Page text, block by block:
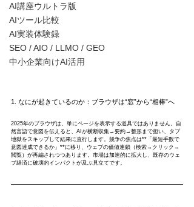
AI講座ウルトラ版
AIツール比較
AI実装体験録
SEO / AIO / LLMO / GEO
中小企業向けAI活用
1. なにが起きているのか：ブラウザは“窓”から“相棒”へ
2025年のブラウザは、単にページを表示する道具ではありません。自
然言語で意図を伝えると、AIが横断収集→要約→整形まで担い、タブ
地獄をスキップして結果に直行します。競争の焦点は**「最短手数で
意図達成できるか」**に移り、ウェブの価値連鎖（検索→クリック→
閲覧）が再編されつつあります。市場は加速的に拡大し、既存のウェ
ブ経済に破壊的インパクトが及ぶ見立てです。